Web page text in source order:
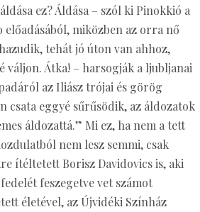
ez? Áldása – szól ki Pinokkió a
miközben az orra nő
tehát jó úton van ahhoz,
váljon. Átka! – harsogják a ljubljanai
az Iliász trójai és görög
csata eggyé sűrűsödik, az áldozatok
áldozattá.” Mi ez, ha nem a tett
nem lesz semmi, csak
ítéltetett Borisz Davidovics is, aki
feszegetve vet számot
életével, az Újvidéki Színház